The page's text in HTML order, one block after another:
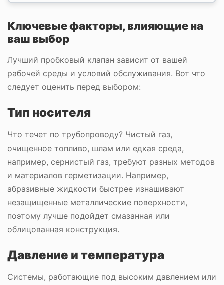
Ключевые факторы, влияющие на
ваш выбор
Лучший пробковый клапан зависит от вашей
рабочей среды и условий обслуживания. Вот что
следует оценить перед выбором:
Тип носителя
Что течет по трубопроводу? Чистый газ,
очищенное топливо, шлам или едкая среда,
например, сернистый газ, требуют разных методов
и материалов герметизации. Например,
абразивные жидкости быстрее изнашивают
незащищенные металлические поверхности,
поэтому лучше подойдет смазанная или
облицованная конструкция.
Давление и температура
Системы, работающие под высоким давлением или